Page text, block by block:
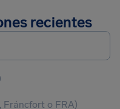
recientes